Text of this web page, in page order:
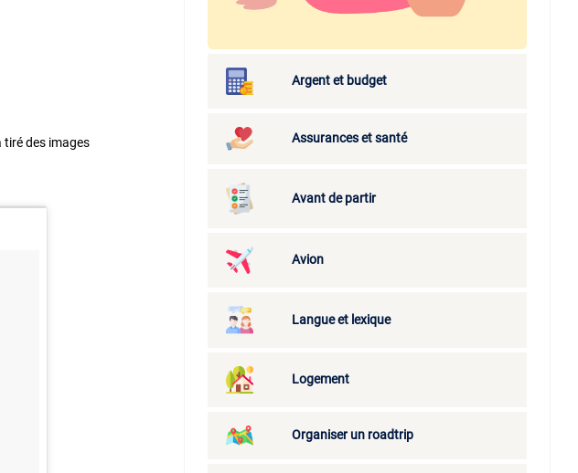
tiré des images
Argent et budget
Assurances et santé
Avant de partir
Avion
Langue et lexique
Logement
Organiser un roadtrip